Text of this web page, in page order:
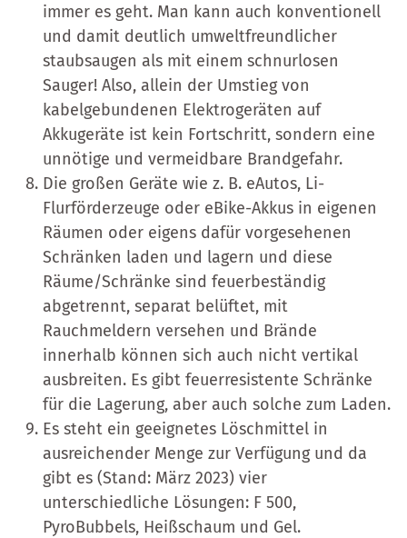
immer es geht. Man kann auch konventionell
und damit deutlich umweltfreundlicher
staubsaugen als mit einem schnurlosen
Sauger! Also, allein der Umstieg von
kabelgebundenen Elektrogeräten auf
Akkugeräte ist kein Fortschritt, sondern eine
unnötige und vermeidbare Brandgefahr.
Die großen Geräte wie z. B. eAutos, Li-
Flurförderzeuge oder eBike-Akkus in eigenen
Räumen oder eigens dafür vorgesehenen
Schränken laden und lagern und diese
Räume/Schränke sind feuerbeständig
abgetrennt, separat belüftet, mit
Rauchmeldern versehen und Brände
innerhalb können sich auch nicht vertikal
ausbreiten. Es gibt feuerresistente Schränke
für die Lagerung, aber auch solche zum Laden.
Es steht ein geeignetes Löschmittel in
ausreichender Menge zur Verfügung und da
gibt es (Stand: März 2023) vier
unterschiedliche Lösungen: F 500,
PyroBubbels, Heißschaum und Gel.